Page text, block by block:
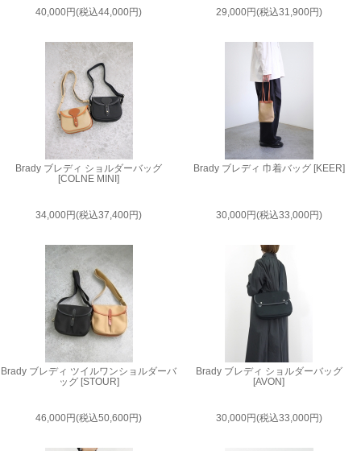
40,000円(税込44,000円) 29,000円(税込31,900円)
Brady ブレディ ショルダーバッグ
[COLNE MINI]
34,000円(税込37,400円)
Brady ブレディ 巾着バッグ [KEER]
30,000円(税込33,000円)
Brady ブレディ ツイルワンショルダーバ
ッグ [STOUR]
46,000円(税込50,600円)
Brady ブレディ ショルダーバッグ
[AVON]
30,000円(税込33,000円)